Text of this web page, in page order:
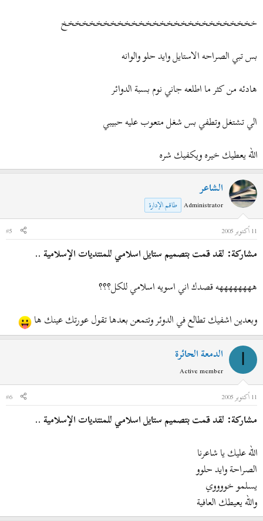
خخخخخخخخخخخخخخخخخخخخخخخخخخخخ
بس تبي الصراحه الاستايل وايد حلو والوانه
هادئه من كثر ما اطلعه جاني نوم بسبة الدوائر
الي تشتغل وتطفي بس شغل متعوب عليه حبيبي
الله يعطيك خيره ويكفيك شره
الشاعر
Administrator طاقم الإدارة
11 أكتوبر 2005
#5
مشاركة: لقد قمت بتصميم ستايل اسلامي للمنتديات الإسلامية ..
ههههههههه قصدك اني اسويه اسلامي للكل؟؟؟
وبعدين اشفيك تطالع في الدوئر وتتمعن بعدها تقول عورتك عينك ها
الدمعة الحائرة
Active member
11 أكتوبر 2005
#6
مشاركة: لقد قمت بتصميم ستايل اسلامي للمنتديات الإسلامية ..
الله عليك يا شاعرنا
الصراحة وايد حلوو
يسلمو خووووي
والله يعيطك العافية